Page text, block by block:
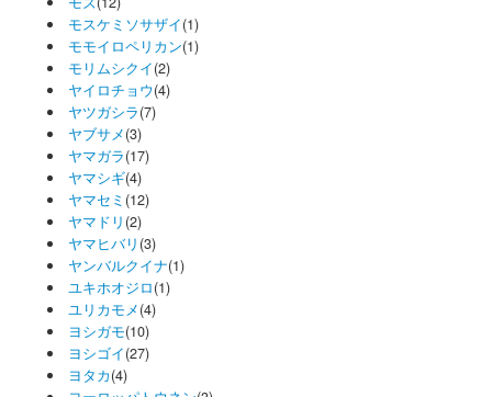
モスケミソサザイ(1)
モモイロペリカン(1)
モリムシクイ(2)
ヤイロチョウ(4)
ヤツガシラ(7)
ヤブサメ(3)
ヤマガラ(17)
ヤマシギ(4)
ヤマセミ (12)
ヤマドリ (2)
ヤマヒバリ (3)
ヤンバルクイナ(1)
ユキホオジロ(1)
ユリカモメ(4)
ヨシガモ(10)
ヨシゴイ(27)
ヨタカ(4)